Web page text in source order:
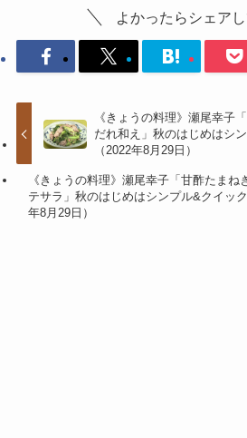
よかったらシェアし
《きょうの料理》瀬尾幸子
だれ和え」秋のはじめはシ
（2022年8月29日）
《きょうの料理》瀬尾幸子「甘酢たまね
テサラ」秋のはじめはシンプル&クイッ
年8月29日）